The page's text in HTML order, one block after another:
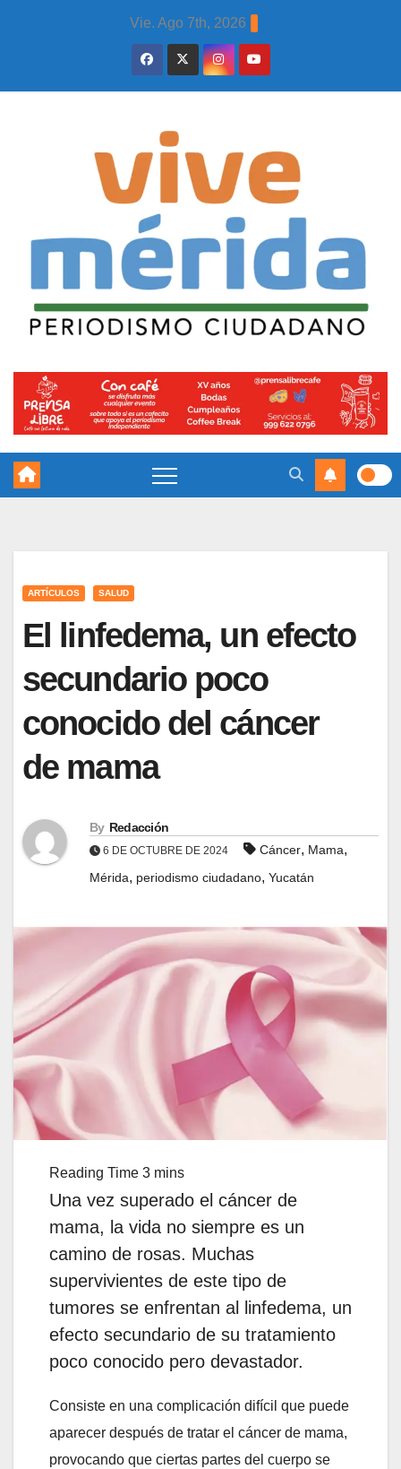
Vie. Ago 7th, 2026
ARTÍCULOS SALUD
El linfedema, un efecto
secundario poco
conocido del cáncer
de mama
By Redacción
6 DE OCTUBRE DE 2024 Cáncer, Mama,
Mérida, periodismo ciudadano, Yucatán
Una vez superado el cáncer de
mama, la vida no siempre es un
camino de rosas. Muchas
supervivientes de este tipo de
tumores se enfrentan al linfedema, un
efecto secundario de su tratamiento
poco conocido pero devastador.
Consiste en una complicación difícil que puede
aparecer después de tratar el cáncer de mama,
provocando que ciertas partes del cuerpo se